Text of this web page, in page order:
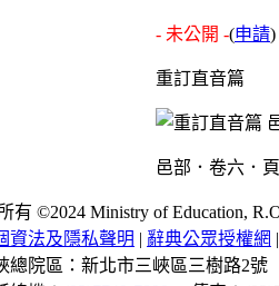
- 未公開 -(申請)
重訂直音篇
邑部．卷六．
©2024 Ministry of Education,
資法及隱私聲明 | 辭典公眾授權網 |
總院區：新北市三峽區三樹路2號